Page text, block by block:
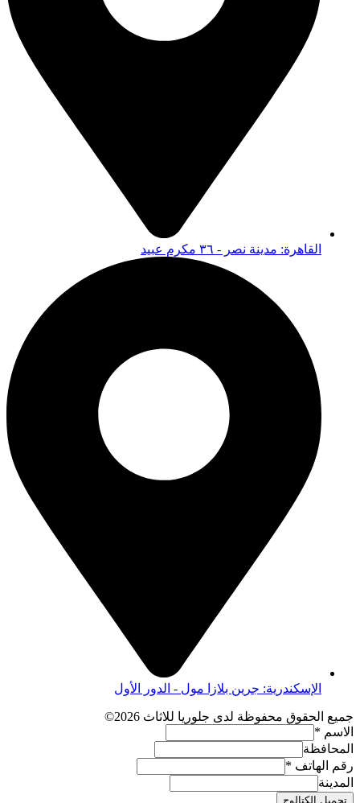
القاهرة: مدينة نصر - ٣٦ مكرم عبيد
الإسكندرية: جرين بلازا مول - الدور الأول
جميع الحقوق محفوظة لدى جلوريا للاثاث 2026©
الاسم *
المحافظة
رقم الهاتف *
المدينة
تحميل الكتالوج